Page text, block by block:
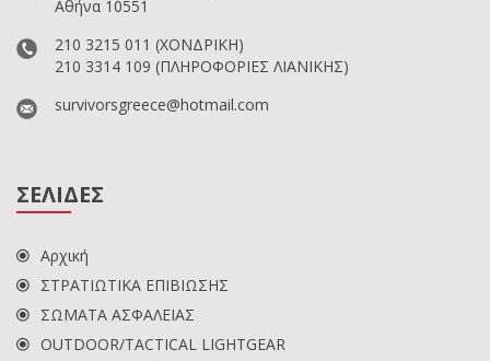
Αθήνα 10551
210 3215 011 (ΧΟΝΔΡΙΚΗ)
210 3314 109 (ΠΛΗΡΟΦΟΡΙΕΣ ΛΙΑΝΙΚΗΣ)
survivorsgreece@hotmail.com
ΣΕΛΙΔΕΣ
Αρχική
ΣΤΡΑΤΙΩΤΙΚΑ ΕΠΙΒΙΩΣΗΣ
ΣΩΜΑΤΑ ΑΣΦΑΛΕΙΑΣ
OUTDOOR/TACTICAL LIGHTGEAR